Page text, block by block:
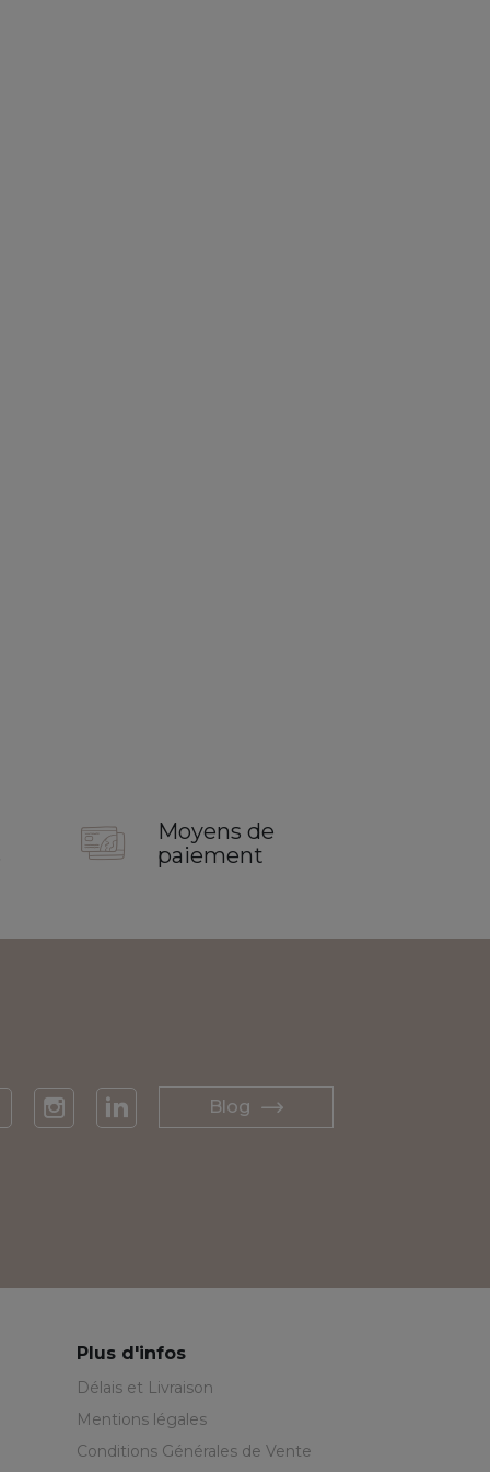
Moyens de
paiement
Blog
Plus d'infos
Délais et Livraison
Mentions légales
Conditions Générales de Vente